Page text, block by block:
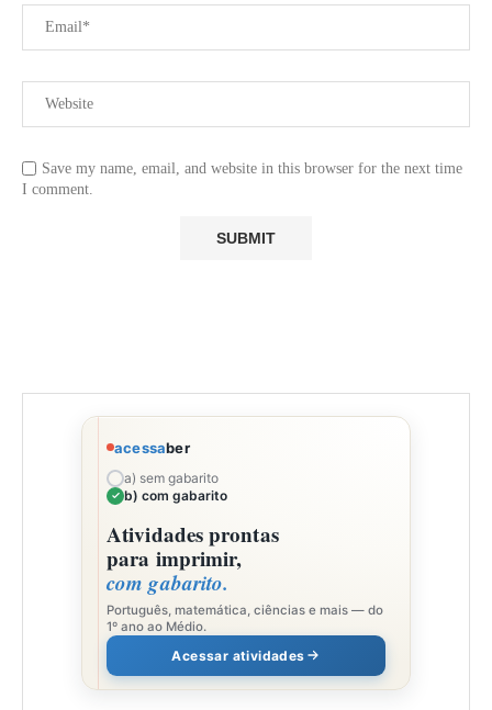
Save my name, email, and website in this browser for the next time
I comment.
acessaber
a) sem gabarito
b) com gabarito
Atividades prontas
para imprimir,
com gabarito.
Português, matemática, ciências e mais — do
1º ano ao Médio.
Acessar atividades